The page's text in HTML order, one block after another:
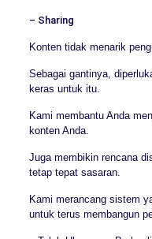
– Sharing
Konten tidak menarik
Sebagai gantinya,
keras untuk itu.
Kami membantu Anda
konten Anda.
Juga membikin rencana
tetap tepat sasaran.
Kami merancang sistem
untuk terus membangun